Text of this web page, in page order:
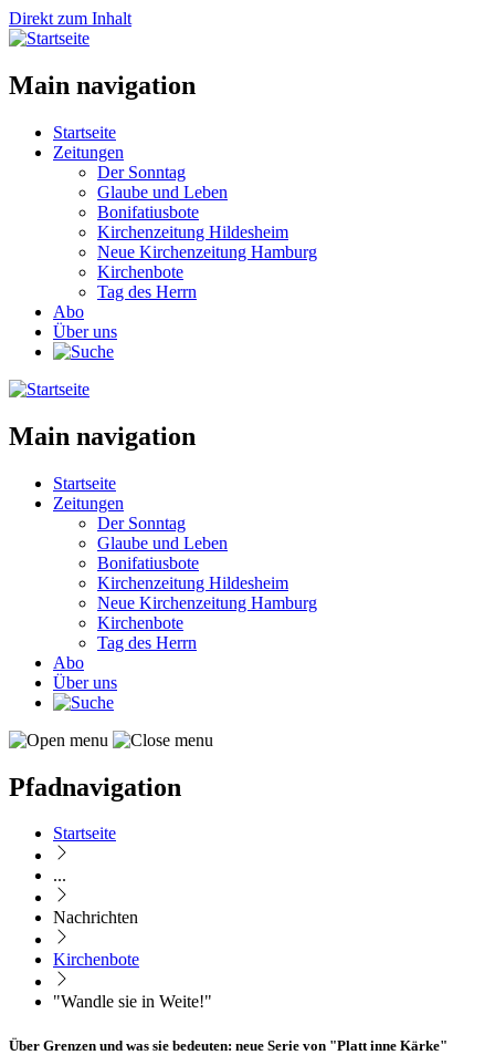
Direkt zum Inhalt
Main navigation
Startseite
Zeitungen
Der Sonntag
Glaube und Leben
Bonifatiusbote
Kirchenzeitung Hildesheim
Neue Kirchenzeitung Hamburg
Kirchenbote
Tag des Herrn
Abo
Über uns
Main navigation
Startseite
Zeitungen
Der Sonntag
Glaube und Leben
Bonifatiusbote
Kirchenzeitung Hildesheim
Neue Kirchenzeitung Hamburg
Kirchenbote
Tag des Herrn
Abo
Über uns
Pfadnavigation
Startseite
...
Nachrichten
Kirchenbote
"Wandle sie in Weite!"
Über Grenzen und was sie bedeuten: neue Serie von "Platt inne Kärke"